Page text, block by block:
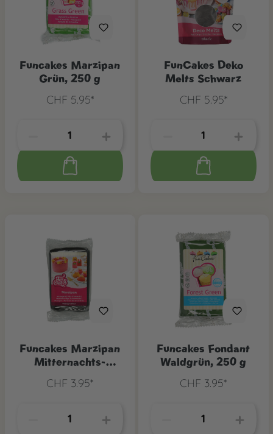
Funcakes Marzipan
Grün, 250 g
CHF 5.95*
FunCakes Deko
Melts Schwarz
CHF 5.95*
Funcakes Marzipan
Mitternachts-
CHF 3.95*
Funcakes Fondant
Waldgrün, 250 g
CHF 3.95*